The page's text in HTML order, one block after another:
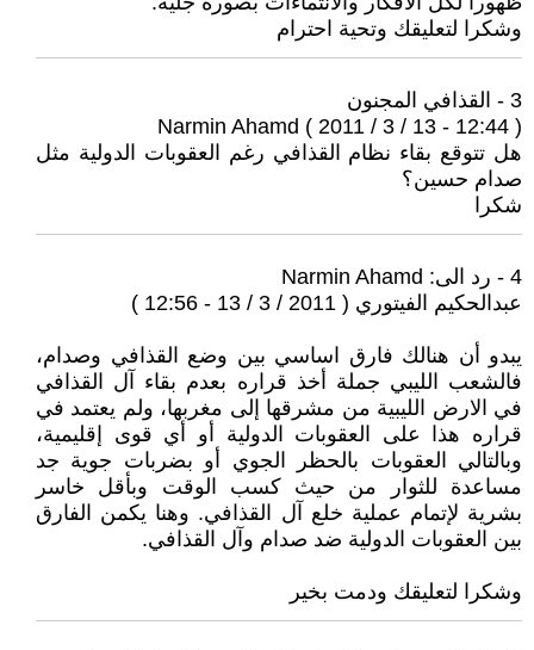
وشكرا لتعليقك وتحية احترام
3 - القذافي المجنون
Narmin Ahamd ( 2011 / 3 / 13 - 12:44 )
هل تتوقع بقاء نظام القذافي رغم العقوبات الدولية مثل
صدام حسين؟
شكرا
4 - رد الى: Narmin Ahamd
عبدالحكيم الفيتوري ( 2011 / 3 / 13 - 12:56 )
يبدو أن هنالك فارق اساسي بين وضع القذافي وصدام،
فالشعب الليبي جملة أخذ قراره بعدم بقاء آل القذافي
في الارض الليبية من مشرقها إلى مغربها، ولم يعتمد في
قراره هذا على العقوبات الدولية أو أي قوى إقليمية،
وبالتالي العقوبات بالحظر الجوي أو بضربات جوية جد
مساعدة للثوار من حيث كسب الوقت وبأقل خاسر
بشرية لإتمام عملية خلع آل القذافي. وهنا يكمن الفارق
بين العقوبات الدولية ضد صدام وآل القذافي.
وشكرا لتعليقك ودمت بخير